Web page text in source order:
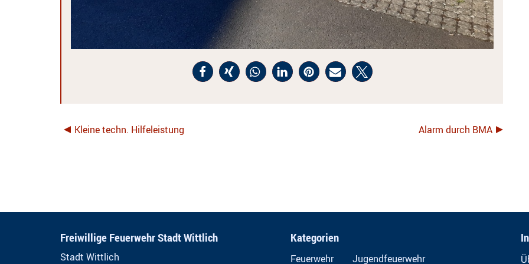
Kleine techn. Hilfeleistung Alarm durch BMA
Freiwillige Feuerwehr Stadt Wittlich
Stadt Wittlich
Kategorien
Feuerwehr Jugendfeuerwehr